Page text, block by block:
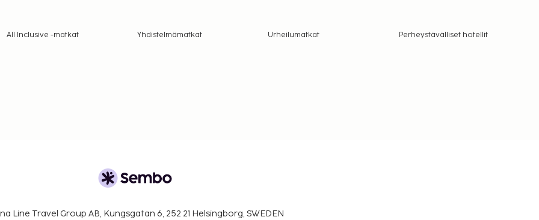
All Inclusive -matkat Yhdistelmämatkat Urheilumatkat
Perheystävälliset hotellit
Line Travel Group AB, Kungsgatan 6, 252 21 Helsingborg, SWEDEN